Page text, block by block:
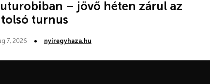
– jövő héten zárul az
turnus
7, 2026 nyiregyhaza.hu